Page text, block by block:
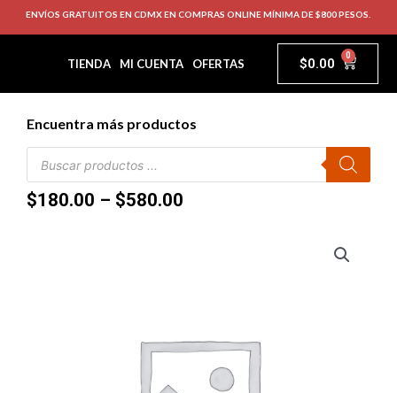
ENVÍOS GRATUITOS EN CDMX EN COMPRAS ONLINE MÍNIMA DE $800 PESOS.
TIENDA MI CUENTA OFERTAS $0.00 0
Encuentra más productos
$180.00 – $580.00